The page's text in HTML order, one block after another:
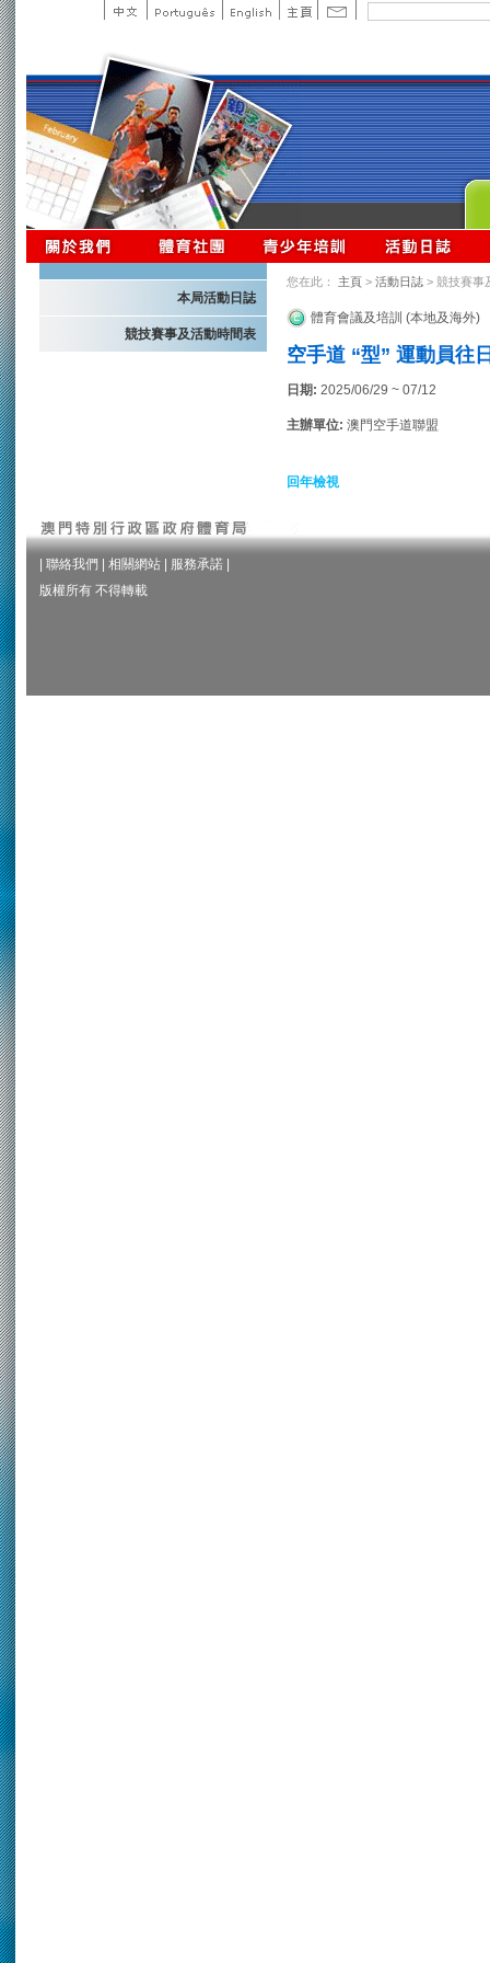
本局活動日誌
競技賽事及活動時間表
您在此： 主頁 > 活動日誌 > 競技賽事
體育會議及培訓 (本地及海外)
空手道 “型” 運動員往
日期: 2025/06/29 ~ 07/12
主辦單位: 澳門空手道聯盟
回年檢視
聯絡我們 相關網站 服務承諾
版權所有 不得轉載